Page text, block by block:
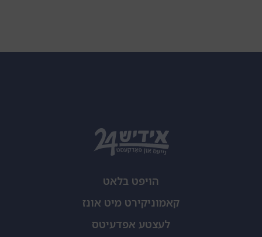
הויפט בלאט
קאמוניקירט מיט אונז
לעצטע אפדעיטס